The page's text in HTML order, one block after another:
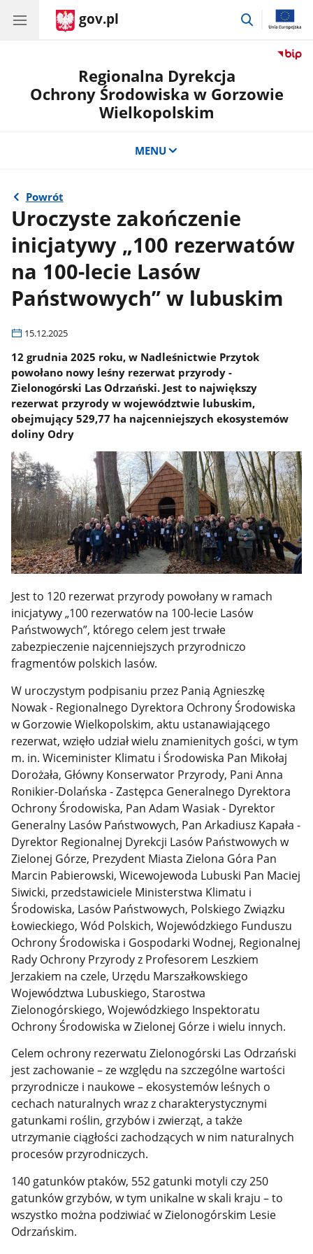
gov.pl
przejdź
Regionalna Dyrekcja
Ochrony Środowiska w Gorzowie
Wielkopolskim
MENU
Powrót
Uroczyste zakończenie
inicjatywy „100 rezerwatów
na 100-lecie Lasów
Państwowych” w lubuskim
15.12.2025
12 grudnia 2025 roku, w Nadleśnictwie Przytok
powołano nowy leśny rezerwat przyrody -
Zielonogórski Las Odrzański. Jest to największy
rezerwat przyrody w województwie lubuskim,
obejmujący 529,77 ha najcenniejszych ekosystemów
doliny Odry
Jest to 120 rezerwat przyrody powołany w ramach
inicjatywy „100 rezerwatów na 100-lecie Lasów
Państwowych”, którego celem jest trwałe
zabezpieczenie najcenniejszych przyrodniczo
fragmentów polskich lasów.
W uroczystym podpisaniu przez Panią Agnieszkę
Nowak - Regionalnego Dyrektora Ochrony Środowiska
w Gorzowie Wielkopolskim, aktu ustanawiającego
rezerwat, wzięło udział wielu znamienitych gości, w tym
m. in. Wiceminister Klimatu i Środowiska Pan Mikołaj
Dorożała, Główny Konserwator Przyrody, Pani Anna
Ronikier-Dolańska - Zastępca Generalnego Dyrektora
Ochrony Środowiska, Pan Adam Wasiak - Dyrektor
Generalny Lasów Państwowych, Pan Arkadiusz Kapała -
Dyrektor Regionalnej Dyrekcji Lasów Państwowych w
Zielonej Górze, Prezydent Miasta Zielona Góra Pan
Marcin Pabierowski, Wicewojewoda Lubuski Pan Maciej
Siwicki, przedstawiciele Ministerstwa Klimatu i
Środowiska, Lasów Państwowych, Polskiego Związku
Łowieckiego, Wód Polskich, Wojewódzkiego Funduszu
Ochrony Środowiska i Gospodarki Wodnej, Regionalnej
Rady Ochrony Przyrody z Profesorem Leszkiem
Jerzakiem na czele, Urzędu Marszałkowskiego
Województwa Lubuskiego, Starostwa
Zielonogórskiego, Wojewódzkiego Inspektoratu
Ochrony Środowiska w Zielonej Górze i wielu innych.
Celem ochrony rezerwatu Zielonogórski Las Odrzański
jest zachowanie – ze względu na szczególne wartości
przyrodnicze i naukowe – ekosystemów leśnych o
cechach naturalnych wraz z charakterystycznymi
gatunkami roślin, grzybów i zwierząt, a także
utrzymanie ciągłości zachodzących w nim naturalnych
procesów przyrodniczych.
140 gatunków ptaków, 552 gatunki motyli czy 250
gatunków grzybów, w tym unikalne w skali kraju – to
wszystko można podziwiać w Zielonogórskim Lesie
Odrzańskim.